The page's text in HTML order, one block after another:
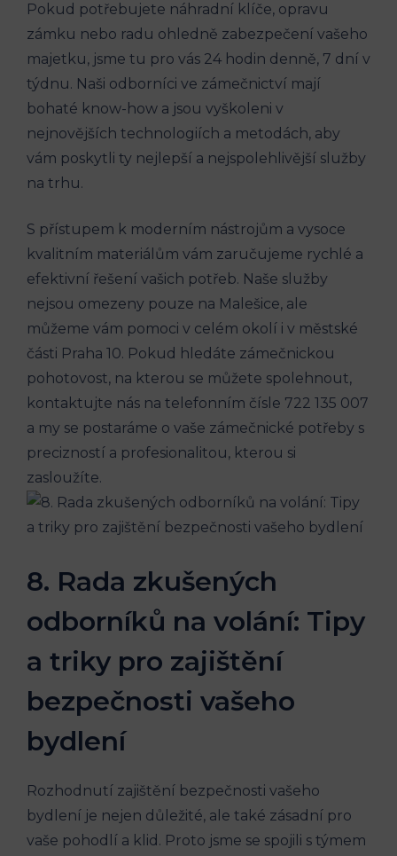
Pokud potřebujete náhradní klíče, opravu
zámku nebo radu ohledně zabezpečení vašeho
majetku, jsme tu pro vás 24 hodin denně, 7 dní v
týdnu. Naši odborníci ve zámečnictví mají
bohaté know-how a jsou vyškoleni v
nejnovějších technologiích a metodách, aby
vám poskytli ty nejlepší a nejspolehlivější služby
na trhu.
S přístupem k moderním nástrojům a vysoce
kvalitním materiálům vám zaručujeme rychlé a
efektivní řešení vašich potřeb. Naše služby
nejsou omezeny pouze na Malešice, ale
můžeme vám pomoci v celém okolí i v městské
části Praha 10. Pokud hledáte zámečnickou
pohotovost, na kterou se můžete spolehnout,
kontaktujte nás na telefonním čísle 722 135 007
a my se postaráme o vaše zámečnické potřeby s
precizností a profesionalitou, kterou si
zasloužíte.
8. Rada zkušených
odborníků na volání: Tipy
a triky pro zajištění
bezpečnosti vašeho
bydlení
Rozhodnutí zajištění bezpečnosti vašeho
bydlení je nejen důležité, ale také zásadní pro
vaše pohodlí a klid. Proto jsme se spojili s týmem